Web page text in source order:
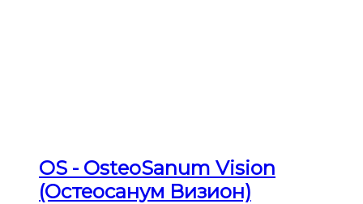
OS - OsteoSanum Vision
(Остеосанум Визион)